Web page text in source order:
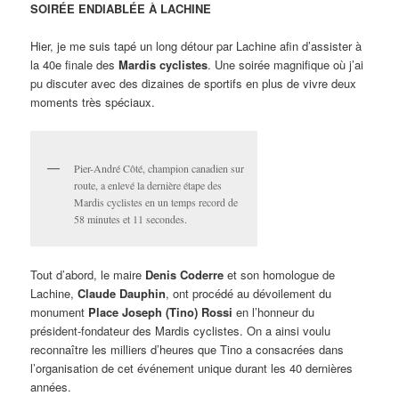
SOIRÉE ENDIABLÉE À LACHINE
Hier, je me suis tapé un long détour par Lachine afin d’assister à
la 40e finale desMardis cyclistes. Une soirée magnifique où j’ai
pu discuter avec des dizaines de sportifs en plus de vivre deux
moments très spéciaux.
Pier-André Côté, champion canadien sur
route, a enlevé la dernière étape des
Mardis cyclistes en un temps record de
58 minutes et 11 secondes.
Tout d’abord, le maire Denis Coderre et son homologue de
Lachine,Claude Dauphin, ont procédé au dévoilement du
monument Place Joseph (Tino) Rossi en l’honneur du
président-fondateur des Mardis cyclistes. On a ainsi voulu
reconnaître les milliers d’heures que Tino a consacrées dans
l’organisation de cet événement unique durant les 40 dernières
années.